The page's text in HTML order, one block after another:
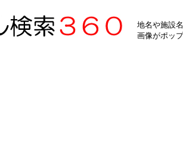
地名や施設
画像がポッ